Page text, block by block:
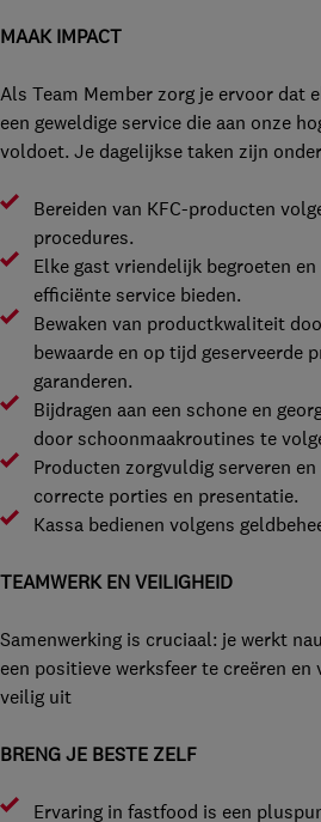
MAAK IMPACT
Als Team Member zorg je ervoor dat
een geweldige service die aan onze
voldoet. Je dagelijkse taken zijn
Bereiden van KFC-producten
procedures.
Elke gast vriendelijk begroeten
efficiënte service bieden.
Bewaken van productkwaliteit
bewaarde en op tijd geserveerde
garanderen.
Bijdragen aan een schone en
door schoonmaakroutines te
Producten zorgvuldig serveren
correcte porties en presentatie.
Kassa bedienen volgens
TEAMWERK EN VEILIGHEID
Samenwerking is cruciaal: je werkt
een positieve werksfeer te creëren en
veilig uit
BRENG JE BESTE ZELF
Ervaring in fastfood is een